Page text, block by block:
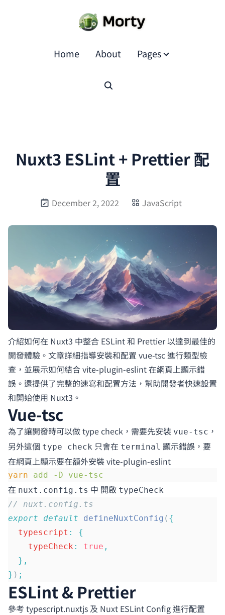
Home About Pages
Nuxt3 ESLint + Prettier 配
置
December 2, 2022 JavaScript
介紹如何在 Nuxt3 中整合 ESLint 和 Prettier 以達到最佳的
開發體驗。文章詳細指導安裝和配置 vue-tsc 進行類型檢
查，並展示如何結合 vite-plugin-eslint 在網頁上顯示錯
誤。還提供了完整的速寫和配置方法，幫助開發者快速設置
和開始使用 Nuxt3。
Vue-tsc
為了讓開發時可以做 type check，需要先安裝 vue-tsc ，
另外這個 type check 只會在 terminal 顯示錯誤，要
在網頁上顯示要在額外安裝vite-plugin-eslint
yarn add -D vue-tsc
在 nuxt.config.ts 中 開啟 typeCheck
// nuxt.config.ts
export default defineNuxtConfig ( {
  typescript
:
{
    typeCheck
: true ,
  },
} ) ;
ESLint & Prettier
參考 typescript.nuxtjs 及 Nuxt ESLint Config進行配置